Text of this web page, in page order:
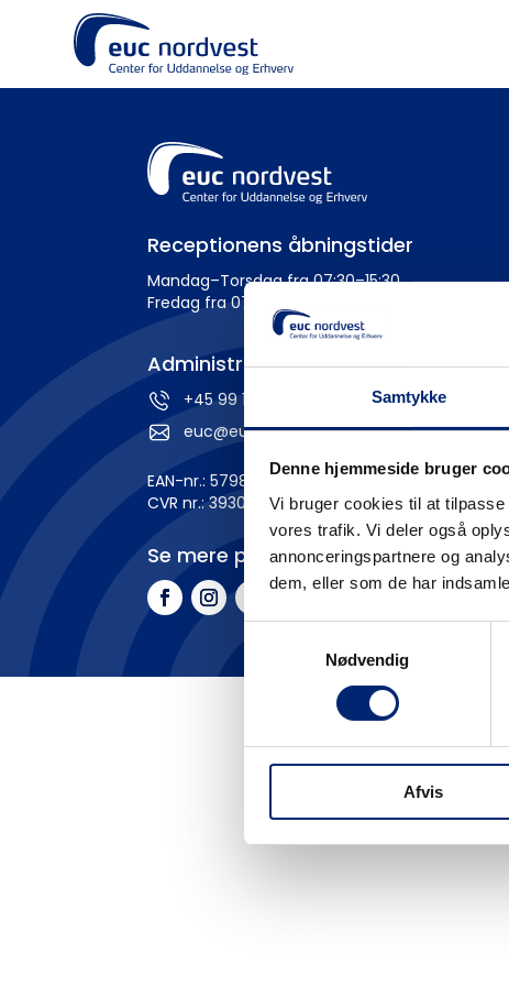
Samtykke
Denne hjemmeside bruger
Vi bruger cookies til at
vores trafik. Vi deler også
annonceringspartnere og
dem, eller som de har
Nødvendig
Afvis
Receptionens åbningstider
Mandag–Torsdag fra 07:30–15:30
Fredag fra 07:30–14:00
Administration
+45 99 19 19 19
euc@eucnordvest.dk
EAN-nr.: 5798 0005 54276
CVR nr.: 3930 1016
Se mere på